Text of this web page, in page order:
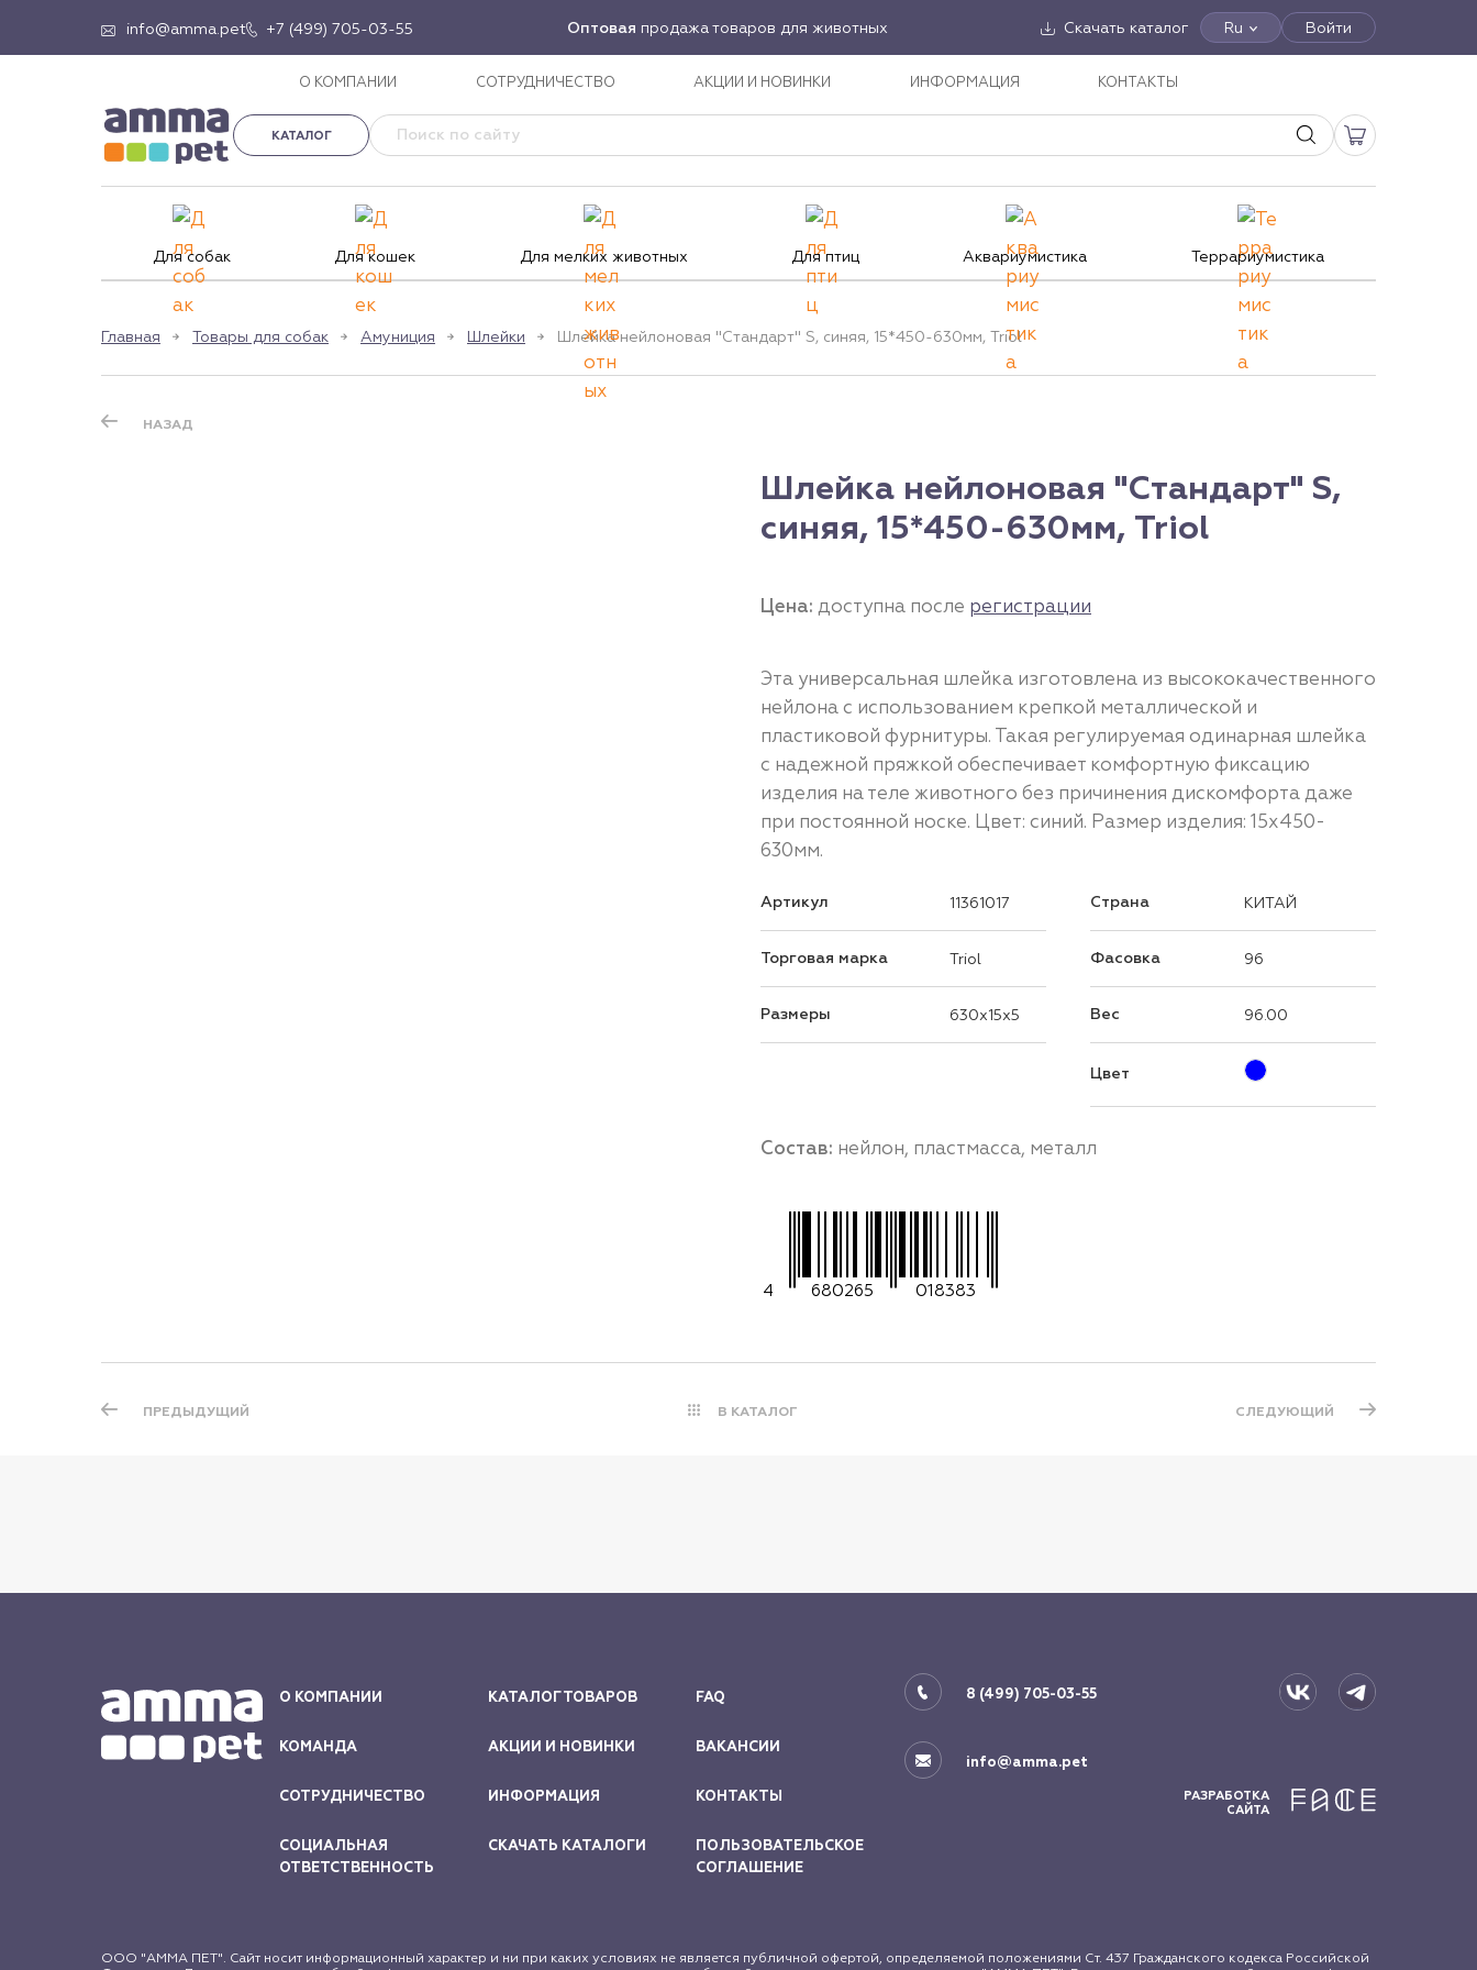
info@amma.pet +7 (499) 705-03-55 Оптовая продажа товаров для животных Скачать каталог Ru Войти
О КОМПАНИИ СОТРУДНИЧЕСТВО АКЦИИ И НОВИНКИ ИНФОРМАЦИЯ КОНТАКТЫ
КАТАЛОГ
Для собак Для кошек Для мелких животных Для птиц Аквариумистика Террариумистика
Главная Товары для собак Амуниция Шлейки Шлейка нейлоновая "Стандарт" S, синяя, 15*450-630мм, Triol
НАЗАД
Шлейка нейлоновая "Стандарт" S,
синяя, 15*450-630мм, Triol
Цена: доступна после регистрации
Эта универсальная шлейка изготовлена из высококачественного
нейлона с использованием крепкой металлической и
пластиковой фурнитуры. Такая регулируемая одинарная шлейка
с надежной пряжкой обеспечивает комфортную фиксацию
изделия на теле животного без причинения дискомфорта даже
при постоянной носке. Цвет: синий. Размер изделия: 15х450-
630мм.
Артикул 11361017
Торговая марка Triol
Размеры 630x15x5
Страна КИТАЙ
Фасовка 96
Вес 96.00
Цвет
Состав: нейлон, пластмасса, металл
4 680265 018383
ПРЕДЫДУЩИЙ В КАТАЛОГ СЛЕДУЮЩИЙ
О КОМПАНИИ
КОМАНДА
СОТРУДНИЧЕСТВО
СОЦИАЛЬНАЯ
ОТВЕТСТВЕННОСТЬ
КАТАЛОГ ТОВАРОВ
АКЦИИ И НОВИНКИ
ИНФОРМАЦИЯ
СКАЧАТЬ КАТАЛОГИ
FAQ
ВАКАНСИИ
КОНТАКТЫ
ПОЛЬЗОВАТЕЛЬСКОЕ
СОГЛАШЕНИЕ
8 (499) 705-03-55
info@amma.pet
РАЗРАБОТКА
САЙТА
ООО "АММА ПЕТ". Сайт носит информационный характер и ни при каких условиях не является публичной офертой, определяемой положениями Ст. 437 Гражданского кодекса Российской